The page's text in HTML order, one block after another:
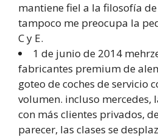
mantiene fiel a la filosofía de
tampoco me preocupa la
C y E.
1 de junio de 2014
fabricantes premium de
goteo de coches de servicio
volumen. incluso
con más clientes privados,
parecer, las clases se